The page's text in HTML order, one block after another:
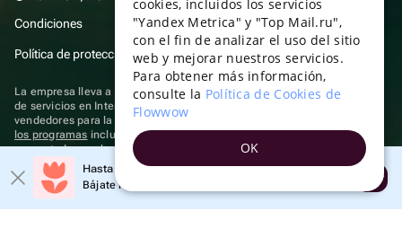
Condiciones
Política de protección y privacidad de datos
La empresa lleva a cabo su actividad en el ámbito de las TI: prestación
de servicios en Internet para la publicación de ofertas (anuncios) de
vendedores para la venta de artículos. Acceder a la
los programas incluidos en el registro de programas rusos para
computadoras y bases de datos.
Se aplican
tecnologías de recomendación
Hasta un 10% de descuento en el primer pedido
Bájate la aplicación y obtén tu código
Abrir
SPANISH
HUNGARIAN
ITALIAN
POLISH
cookies, incluidos los servicios
"Yandex Metrica" y "Top Mail.ru",
con el fin de analizar el uso del sitio
web y mejorar nuestros servicios.
Para obtener más información,
consulte la Política de Cookies de
Flowwow
OK